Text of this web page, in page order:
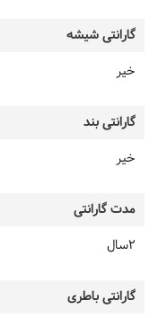
گارانتی شیشه
خیر
گارانتی بند
خیر
مدت گارانتی
2سال
گارانتی باطری